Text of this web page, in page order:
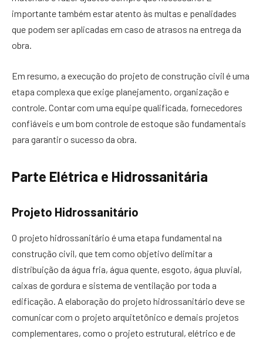
importante também estar atento às multas e penalidades
que podem ser aplicadas em caso de atrasos na entrega da
obra.
Em resumo, a execução do projeto de construção civil é uma
etapa complexa que exige planejamento, organização e
controle. Contar com uma equipe qualificada, fornecedores
confiáveis e um bom controle de estoque são fundamentais
para garantir o sucesso da obra.
Parte Elétrica e Hidrossanitária
Projeto Hidrossanitário
O projeto hidrossanitário é uma etapa fundamental na
construção civil, que tem como objetivo delimitar a
distribuição da água fria, água quente, esgoto, água pluvial,
caixas de gordura e sistema de ventilação por toda a
edificação. A elaboração do projeto hidrossanitário deve se
comunicar com o projeto arquitetônico e demais projetos
complementares, como o projeto estrutural, elétrico e de